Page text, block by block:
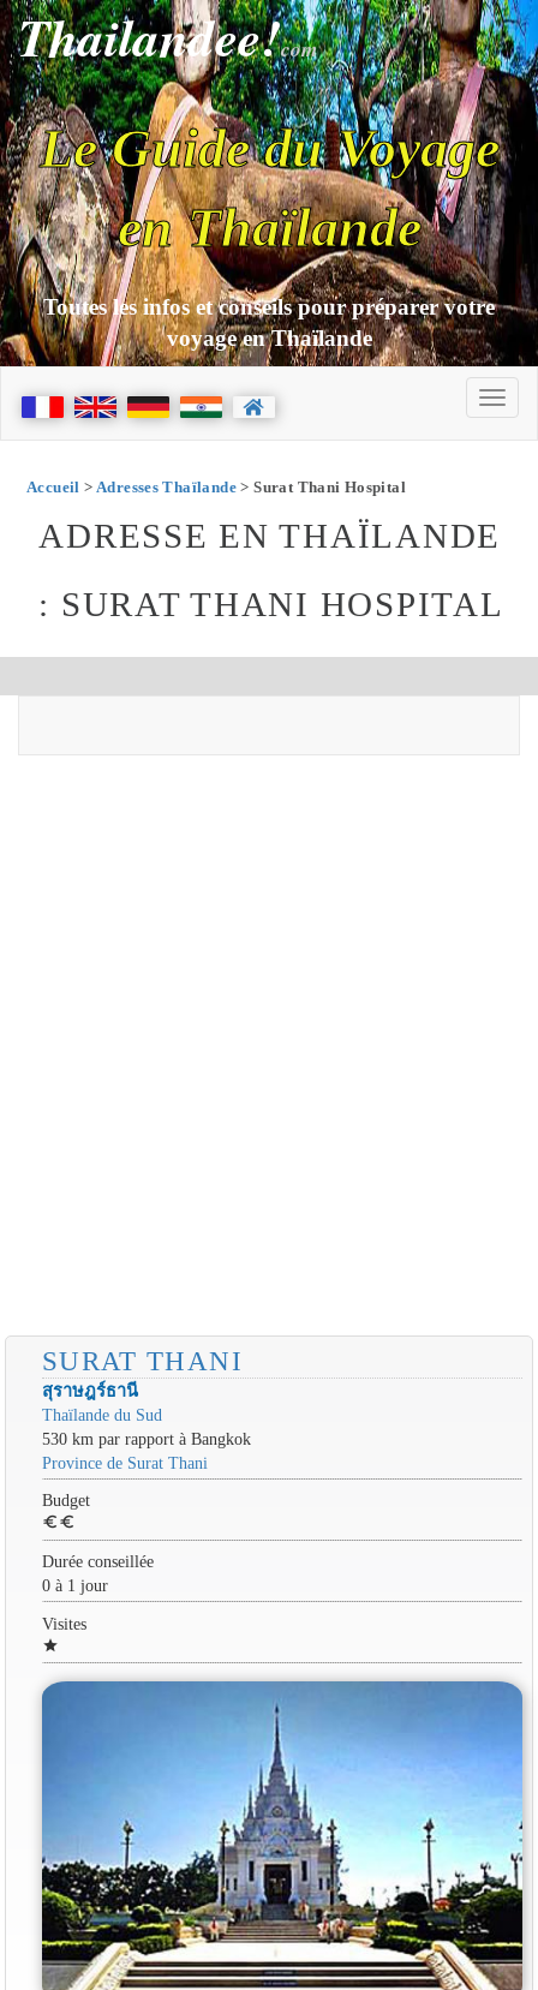
Thailandee!com
Le Guide du Voyage
en Thaïlande
Toutes les infos et conseils pour préparer votre
voyage en Thaïlande
Accueil > Adresses Thaïlande > Surat Thani Hospital
ADRESSE EN THAÏLANDE
: SURAT THANI HOSPITAL
SURAT THANI
สุราษฎร์ธานี
Thaïlande du Sud
530 km par rapport à Bangkok
Province de Surat Thani
Budget
euro euro
Durée conseillée
0 à 1 jour
Visites
star